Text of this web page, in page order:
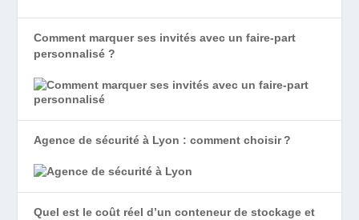
Comment marquer ses invités avec un faire-part
personnalisé ?
Agence de sécurité à Lyon : comment choisir ?
Quel est le coût réel d’un conteneur de stockage et